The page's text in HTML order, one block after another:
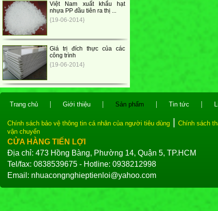
Việt Nam xuất khẩu hạt
nhựa PP đầu tiên ra thị ...
{19-06-2014}
Giá trị đích thực của các
công trình
{19-06-2014}
Trang chủ | Giới thiệu | Sản phẩm | Tin tức |
Chính sách bảo vệ thông tin cá nhân của người tiêu dùng
Chính sách
vận chuyển
CỬA HÀNG TIẾN LỢI
Địa chỉ: 473 Hồng Bàng, Phường 14, Quận 5, TP.HCM
Tel/fax: 0838539675 - Hotline: 0938212998
Email: nhuacongnghieptienloi@yahoo.com